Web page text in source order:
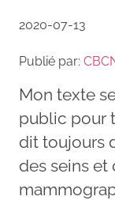
2020-07-13
Publié par:
Mon texte
public pour
dit toujours
des seins et